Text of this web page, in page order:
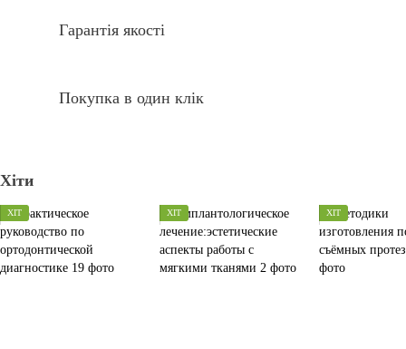
Гарантія якості
Покупка в один клік
Хіти
ХІТ ХІТ ХІТ